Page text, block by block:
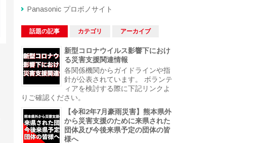
Panasonic プロボノサイト
話題の記事 カテゴリ アーカイブ
新型コロナウイルス影響下におけ
る災害支援関連情報
各関係機関からガイドラインや指
針が公表されています。 ボランテ
ィアを検討する際に下記リンクよ
りご確認ください。
【令和2年7月豪雨災害】熊本県外
から災害支援のために来県された
団体及び今後来県予定の団体の皆
様へ